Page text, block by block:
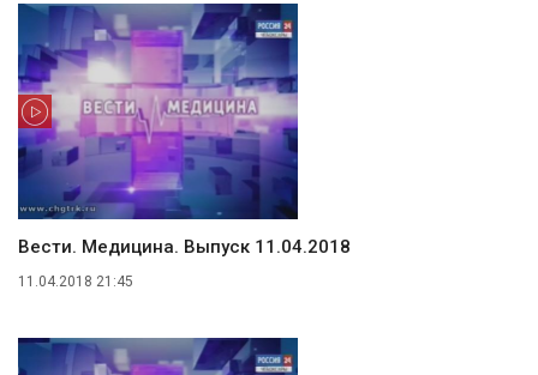
Вести. Медицина. Выпуск 11.04.2018
11.04.2018 21:45